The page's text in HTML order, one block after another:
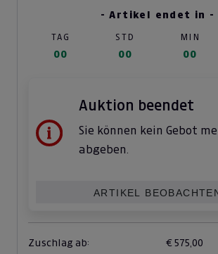
- Artikel endet in -
TAG STD MIN
00 00 00
Auktion beendet
Sie können kein Gebot
abgeben.
ARTIKEL
Zuschlag ab:
€ 575,00